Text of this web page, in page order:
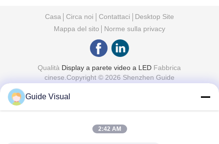
Casa Circa noi Contattaci
Desktop Site
Mappa del sito
Norme sulla privacy
Qualità Display a parete video a LED Fabbrica
cinese.Copyright © 2026 Shenzhen Guide
Guide Visual
2:42 AM